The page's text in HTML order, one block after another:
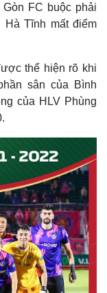
FC buộc phải
Tĩnh mất điểm
thể hiện rõ khi
sân của Bình
của HLV Phùng